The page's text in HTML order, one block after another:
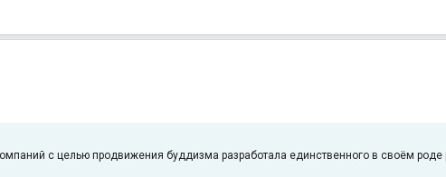
с целью продвижения буддизма разработала единственного в своём